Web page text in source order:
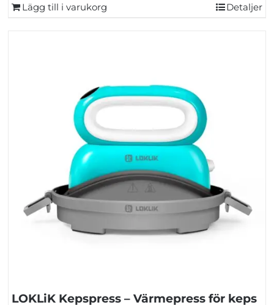
Lägg till i varukorg Detaljer
LOKLiK Kepspress – Värmepress för keps